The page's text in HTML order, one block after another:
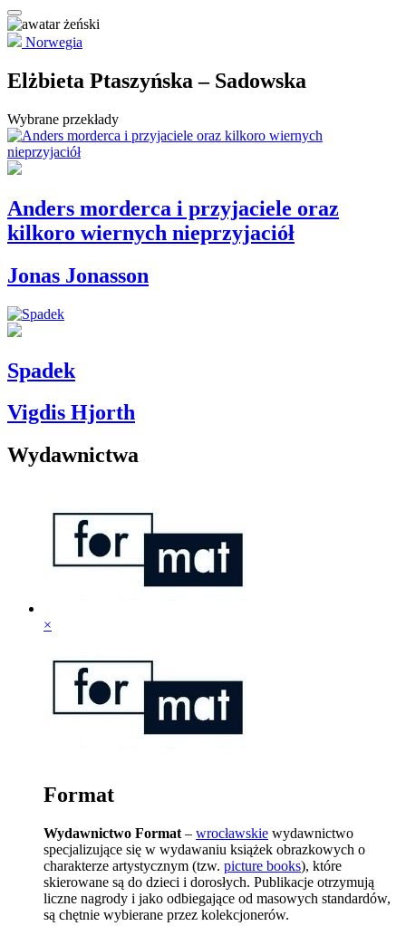
Norwegia
Elżbieta Ptaszyńska – Sadowska
Wybrane przekłady
Anders morderca i przyjaciele oraz
kilkoro wiernych nieprzyjaciół
Jonas Jonasson
Spadek
Vigdis Hjorth
Wydawnictwa
×
Format
Wydawnictwo Format – wrocławskie wydawnictwo
specjalizujące się w wydawaniu książek obrazkowych o
charakterze artystycznym (tzw. picture books), które
skierowane są do dzieci i dorosłych. Publikacje otrzymują
liczne nagrody i jako odbiegające od masowych standardów,
są chętnie wybierane przez kolekcjonerów.